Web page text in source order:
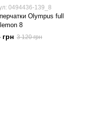
0494436-139_8
Olympus full
8
грн 3 120 грн